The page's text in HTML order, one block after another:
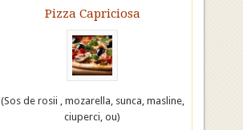
Pizza Capriciosa
(Sos de rosii , mozarella, sunca, masline,
ciuperci, ou)